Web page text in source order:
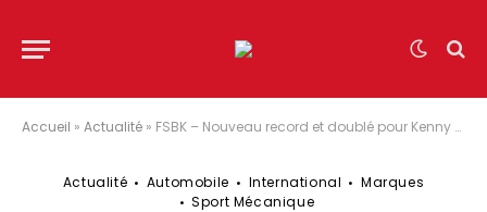
Accueil » Actualité » FSBK – Nouveau record et doublé pour Kenny Foray sur le tracé du circuit Carole
Actualité Automobile International
Marques
Sport Mécanique